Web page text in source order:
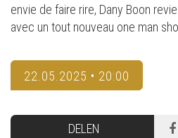
envie de faire rire, Dany Boon
avec un tout nouveau one man
22.05.2025 • 20:00
DELEN